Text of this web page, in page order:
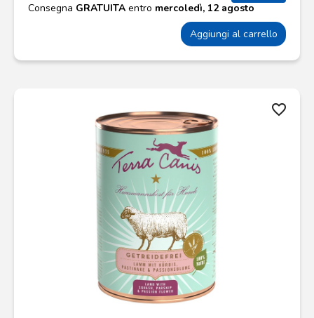
Consegna GRATUITA entro mercoledì, 12 agosto
Aggiungi al carrello
favorite_border